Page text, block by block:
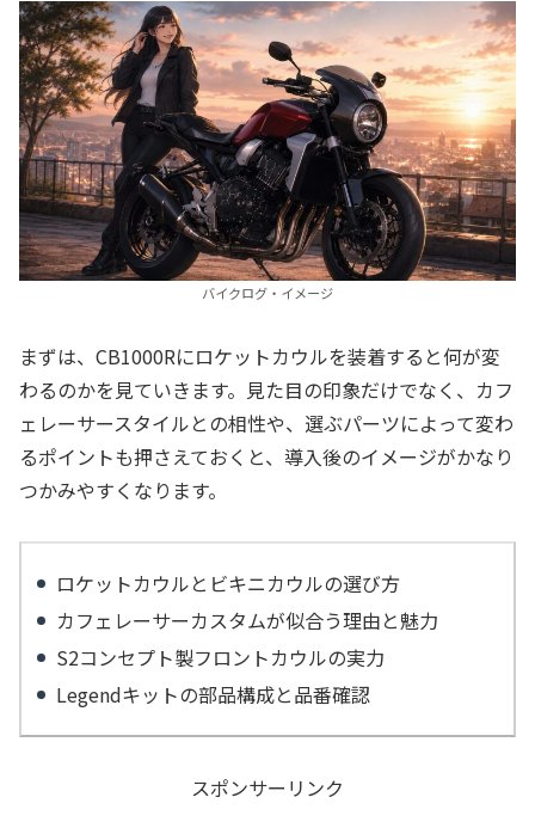
バイクログ・イメージ
まずは、CB1000Rにロケットカウルを装着すると何が変
わるのかを見ていきます。見た目の印象だけでなく、カフ
ェレーサースタイルとの相性や、選ぶパーツによって変わ
るポイントも押さえておくと、導入後のイメージがかなり
つかみやすくなります。
ロケットカウルとビキニカウルの選び方
カフェレーサーカスタムが似合う理由と魅力
S2コンセプト製フロントカウルの実力
Legendキットの部品構成と品番確認
スポンサーリンク